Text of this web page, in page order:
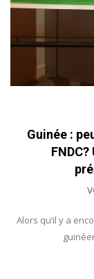
Guinée :
Alors qu’il y a